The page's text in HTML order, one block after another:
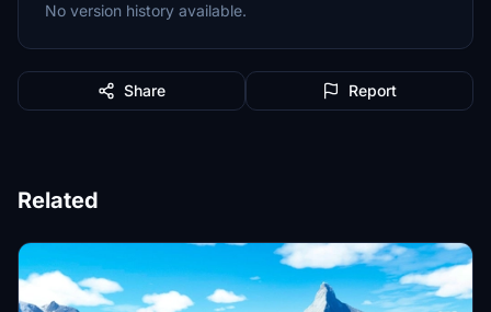
No version history available.
Share Report
Related